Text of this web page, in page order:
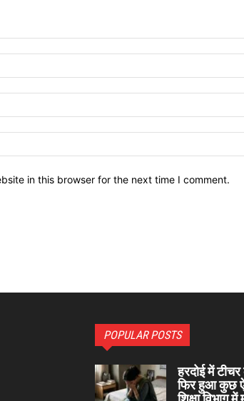
in this browser for the next time I comment.
POPULAR POSTS
हरदोई में
फिर हुआ कुछ